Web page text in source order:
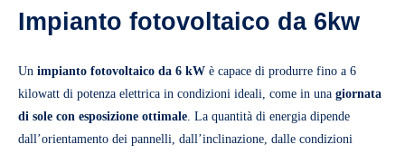
Impianto fotovoltaico da 6kw
Un impianto fotovoltaico da 6 kW è capace di produrre fino a 6
kilowatt di potenza elettrica in condizioni ideali, come in una giornata
di sole con esposizione ottimale . La quantità di energia dipende
dall’orientamento dei pannelli, dall’inclinazione, dalle condizioni